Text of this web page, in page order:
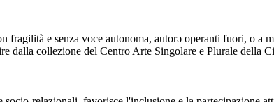
fragilità e senza voce autonoma, autorə operanti fuori, o a
dalla collezione del Centro Arte Singolare e Plurale della